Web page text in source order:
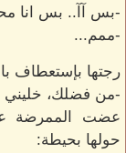
-بس آآ.. بس انا
-ممم...
رجتها بإستعطاف
-من فضلك،
عضت الممرضة
حولها بحيطة: